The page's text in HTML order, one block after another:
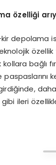
özelliği
depolama
bağlı
ileri